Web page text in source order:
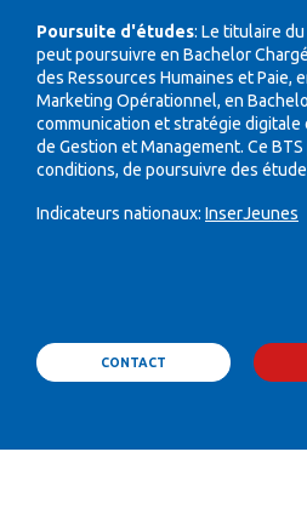
Poursuite d'études: Le titulaire du
peut poursuivre en Bachelor
des Ressources Humaines et Paie,
Marketing Opérationnel, en
communication et stratégie digitale
de Gestion et Management. Ce
conditions, de poursuivre des
Indicateurs nationaux: InserJeunes
CONTACT